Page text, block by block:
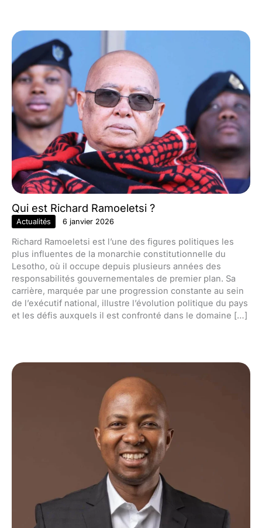
Qui est Richard Ramoeletsi ?
Actualités 6 janvier 2026
Richard Ramoeletsi est l’une des figures politiques les
plus influentes de la monarchie constitutionnelle du
Lesotho, où il occupe depuis plusieurs années des
responsabilités gouvernementales de premier plan. Sa
carrière, marquée par une progression constante au sein
de l’exécutif national, illustre l’évolution politique du pays
et les défis auxquels il est confronté dans le domaine […]